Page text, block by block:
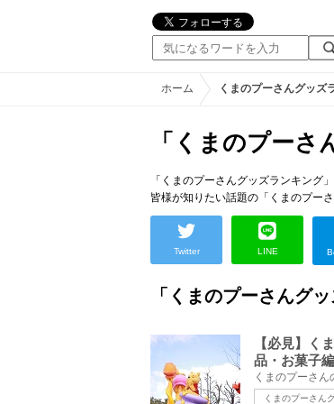
ホーム くまのプーさんグッズ
「くまのプー
「くまのプーさんグッズランキング
皆様が知りたい話題の「くまのプー
Twitter LINE
「くまのプーさんグ
【必見】く
品・お菓子編
くまのプーさん